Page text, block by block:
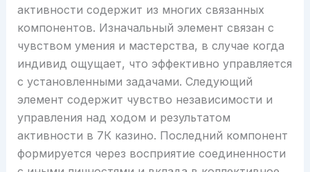
активности содержит из многих связанных
компонентов. Изначальный элемент связан с
чувством умения и мастерства, в случае когда
индивид ощущает, что эффективно управляется
с установленными задачами. Следующий
элемент содержит чувство независимости и
управления над ходом и результатом
активности в 7К казино. Последний компонент
формируется через восприятие соединенности